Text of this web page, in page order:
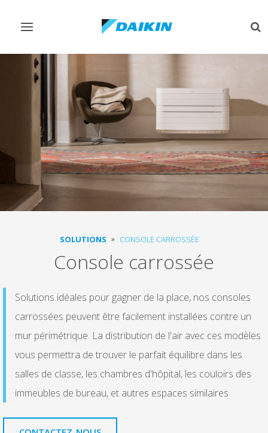
Afficher/masquer
SOLUTIONS CONSOLE CARROSSÉE
Console carrossée
Solutions idéales pour gagner de la place, nos consoles
carrossées peuvent être facilement installées contre un
mur périmétrique. La distribution de l'air avec ces modèles
vous permettra de trouver le parfait équilibre dans les
salles de classe, les chambres d'hôpital, les couloirs des
immeubles de bureau, et autres espaces similaires